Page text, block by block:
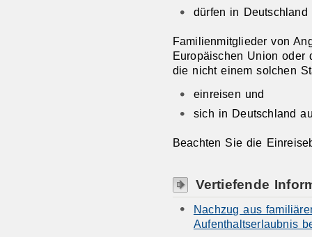
dürfen in Deutschland
Familienmitglieder von
Europäischen Union oder
die nicht einem solchen
einreisen und
sich in Deutschland
Beachten Sie die
Vertiefende
Nachzug aus
Aufenthaltserlaubnis